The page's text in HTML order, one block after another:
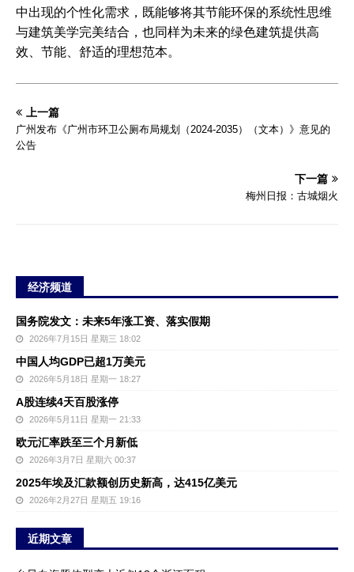
中出现的个性化需求，既能够将其节能环保的系统性思维
与建筑美学完美结合，也同样为未来的绿色建筑提供高
效、节能、舒适的理想范本。
上一篇
广州发布《广州市环卫公厕布局规划（2024-2035）（文本）》意见的
公告
下一篇
梅州日报：古城烟火
经济频道
国务院发文：未来5年涨工资、落实假期
2026年7月15日 星期三 18:02
中国人均GDP已超1万美元
2026年5月18日 星期一 18:27
A股连续4天百股涨停
2026年5月11日 星期一 21:33
欧元汇率跌至三个月新低
2026年3月7日 星期六 00:37
2025年埃及汇款额创历史新高，达415亿美元
2026年2月27日 星期五 19:16
近期文章